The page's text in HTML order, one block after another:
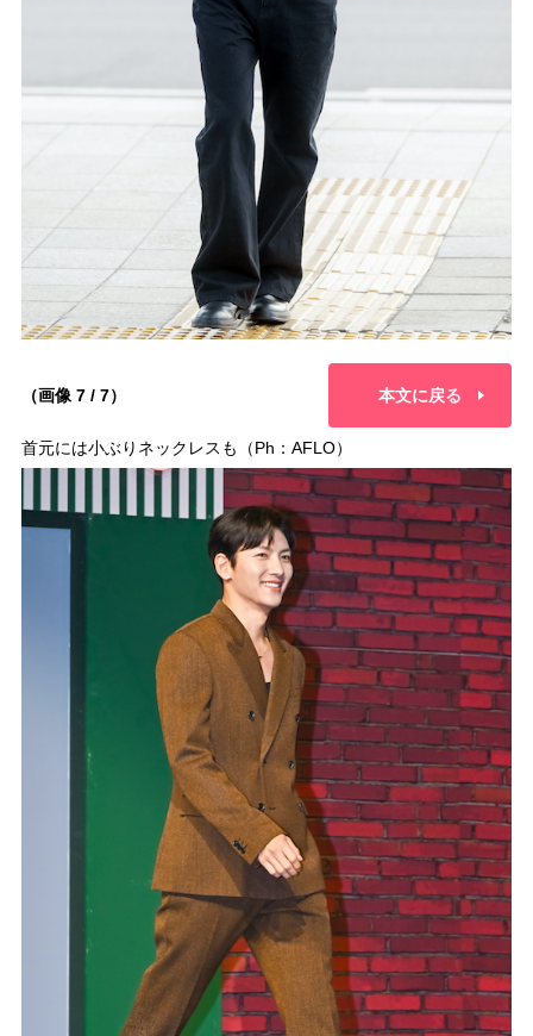
（画像 7 / 7） 本文に戻る
首元には小ぶりネックレスも（Ph：AFLO）